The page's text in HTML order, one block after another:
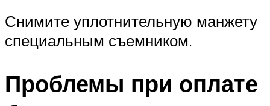
Снимите уплотнительную манжету
специальным съемником.
Проблемы при оплате